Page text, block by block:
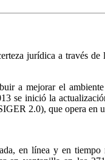
jurídica a través
a mejorar el
se inició la
2.0), que opera en
en línea y en